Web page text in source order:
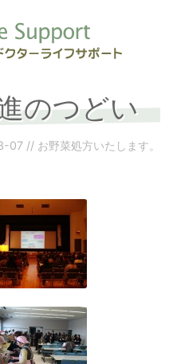
のつどい
07 // お野菜処方いたします。